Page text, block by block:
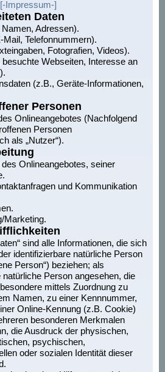
[-Impressum-]
Daten
Adressen).
Telefonnummern).
Fotografien, Videos).
Webseiten, Interesse an
(z.B., Geräte-Informationen,
Personen
Onlineangebotes (Nachfolgend
Personen
als „Nutzer“).
Onlineangebotes, seiner
und Kommunikation
Marketing.
sind alle Informationen, die sich
identifizierbare natürliche Person
Person“) beziehen; als
Person angesehen, die
mittels Zuordnung zu
Namen, zu einer Kennnummer,
Online-Kennung (z.B. Cookie)
besonderen Merkmalen
die Ausdruck der physischen,
psychischen,
oder sozialen Identität dieser